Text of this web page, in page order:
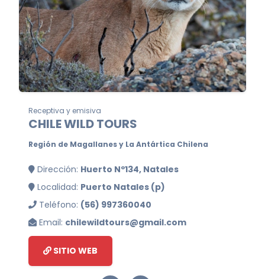
Receptiva y emisiva
CHILE WILD TOURS
Región de Magallanes y La Antártica Chilena
Dirección: Huerto Nº134, Natales
Localidad: Puerto Natales (p)
Teléfono: (56) 997360040
Email: chilewildtours@gmail.com
SITIO WEB